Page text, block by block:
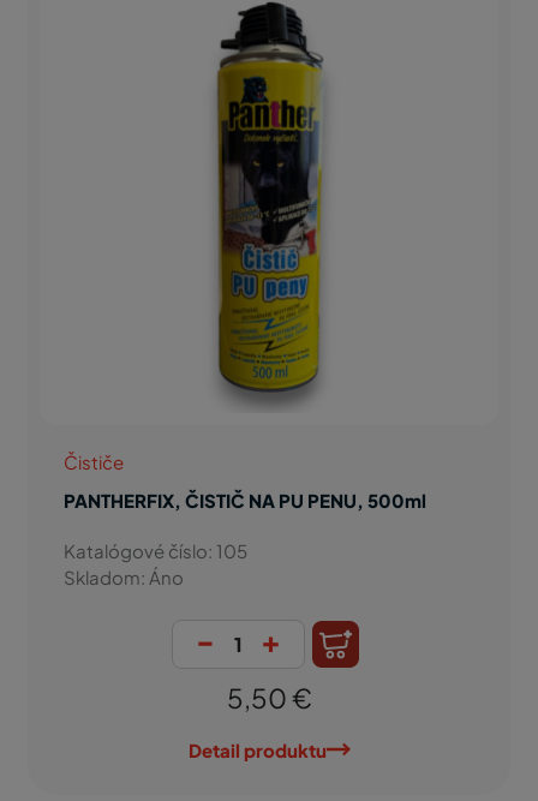
Čističe
PANTHERFIX, ČISTIČ NA PU PENU, 500ml
Katalógové číslo: 105
Skladom: Áno
- +
5,50 €
Detail produktu